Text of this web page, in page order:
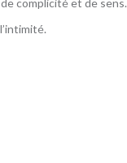
complicité et de sens.